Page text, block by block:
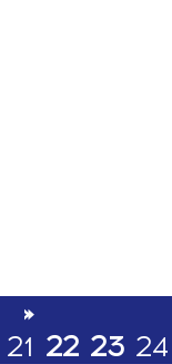
»
21 22 23 24